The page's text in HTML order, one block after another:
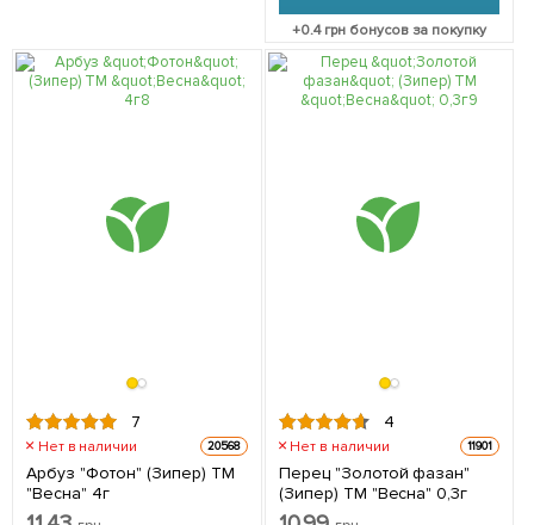
+0.4грн бонусов за покупку
7
Нет в наличии 20568
Арбуз "Фотон" (Зипер) ТМ
"Весна" 4г
4
Нет в наличии 11901
Перец "Золотой фазан"
(Зипер) ТМ "Весна" 0,3г